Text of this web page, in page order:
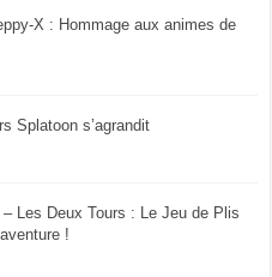
X : Hommage aux animes de
Splatoon s’agrandit
Les Deux Tours : Le Jeu de Plis
!